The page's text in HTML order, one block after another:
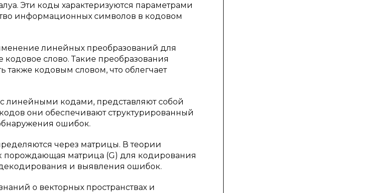
Эти коды характеризуются параметрами
информационных символов в кодовом
линейных преобразований для
слово. Такие преобразования
кодовым словом, что облегчает
линейными кодами, представляют собой
они обеспечивают структурированный
ошибок.
через матрицы. В теории
порождающая матрица (G) для кодирования
и выявления ошибок.
о векторных пространствах и